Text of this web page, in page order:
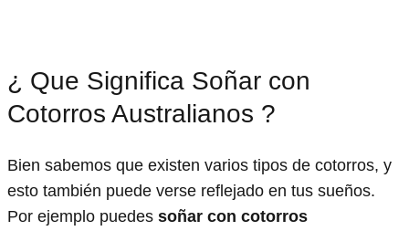
¿ Que Significa Soñar con
Cotorros Australianos ?
Bien sabemos que existen varios tipos de cotorros, y
esto también puede verse reflejado en tus sueños.
Por ejemplo puedes soñar con cotorros